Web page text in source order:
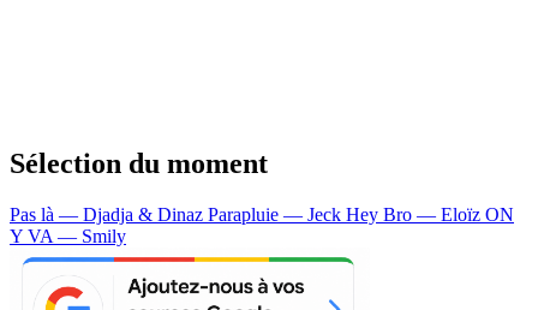
Sélection du moment
Pas là — Djadja & Dinaz Parapluie — Jeck Hey Bro — Eloïz ON
Y VA — Smily